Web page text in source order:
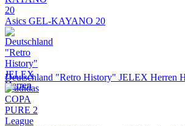
Asics GEL-KAYANO 20
Deutschland "Retro History" JELEX Herren